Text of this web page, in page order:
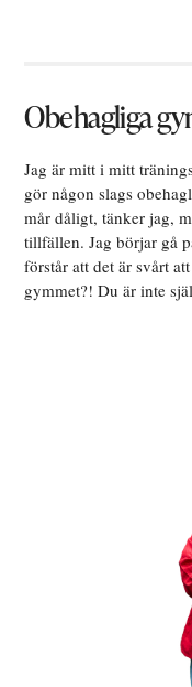
Obehagliga
Jag är mitt i mitt
gör någon slags
mår dåligt, tänker jag,
tillfällen. Jag börjar gå
förstår att det är svårt
gymmet?! Du är inte